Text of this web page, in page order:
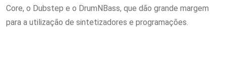
Core, o Dubstep e o DrumNBass, que dão grande margem
para a utilização de sintetizadores e programações.